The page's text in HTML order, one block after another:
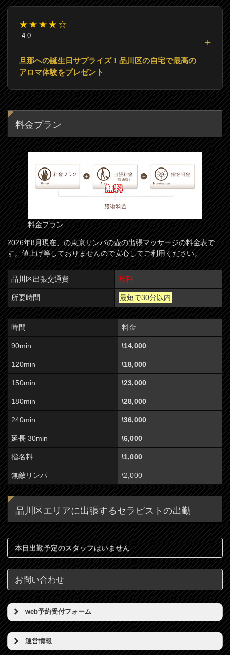
★★★★☆
4.0
旦那への誕生日サプライズ！品川区の自宅で最高の
アロマ体験をプレゼント
料金プラン
料金プラン
2026年8月現在、の東京リンパの壺の出張マッサージの料金表で
す。値上げ等しておりませんので安心してご利用ください。
品川区出張交通費 無料
所要時間 最短で30分以内
時間 料金
90min \14,000
120min \18,000
150min \23,000
180min \28,000
240min \36,000
延長 30min \6,000
指名料 \1,000
無敵リンパ \2,000
品川区エリアに出張するセラピストの出勤
本日出勤予定のスタッフはいません
お問い合わせ
web予約受付フォーム
予約希望日（必須）
運営情報